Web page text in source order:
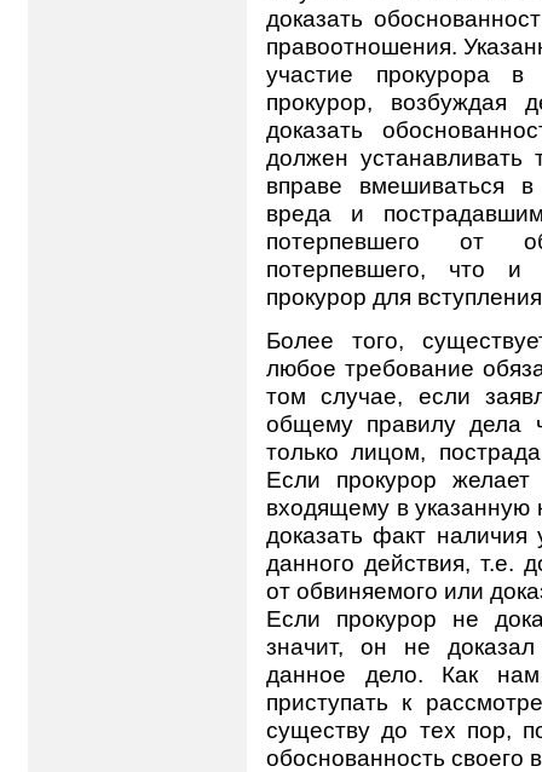
доказать
правоотношения.
участие прокурора в
прокурор, возбуждая
доказать
должен устанавливать
вправе вмешиваться
вреда и
потерпевшего от
потерпевшего, что и
прокурор для
Более того,
любое требование
том случае, если
общему правилу дела
только лицом,
Если прокурор желает
входящему в указанную
доказать факт
данного действия, т.е.
от обвиняемого или
Если прокурор не
значит, он не
данное дело. Как нам
приступать к
существу до тех пор,
обоснованность своего